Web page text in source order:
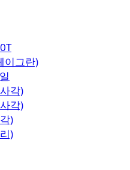
이그란)
각)
각)
)
)